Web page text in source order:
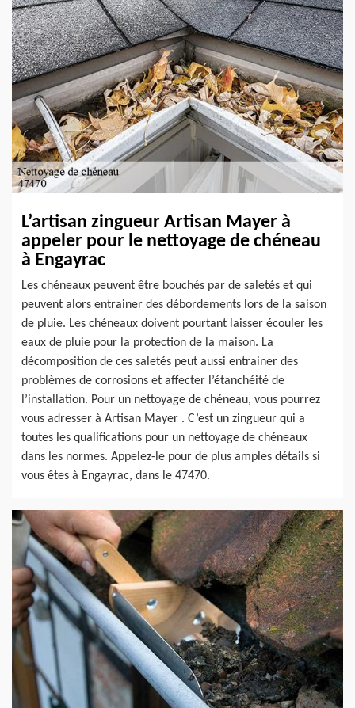
L’artisan zingueur Artisan Mayer à
appeler pour le nettoyage de chéneau
à Engayrac
Les chéneaux peuvent être bouchés par de saletés et qui
peuvent alors entrainer des débordements lors de la saison
de pluie. Les chéneaux doivent pourtant laisser écouler les
eaux de pluie pour la protection de la maison. La
décomposition de ces saletés peut aussi entrainer des
problèmes de corrosions et affecter l’étanchéité de
l’installation. Pour un nettoyage de chéneau, vous pourrez
vous adresser à Artisan Mayer . C’est un zingueur qui a
toutes les qualifications pour un nettoyage de chéneaux
dans les normes. Appelez-le pour de plus amples détails si
vous êtes à Engayrac, dans le 47470.